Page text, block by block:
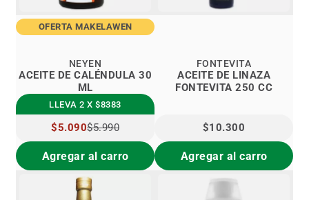
OFERTA MAKELAWEN
ACEITE DE CALÉNDULA 30
ML
NEYEN
LLEVA 2 X $8383
PRECIO
ESPECIAL
$5.090$5.990
Agregar al carro
ACEITE DE LINAZA
FONTEVITA 250 CC
FONTEVITA
$10.300
Agregar al carro